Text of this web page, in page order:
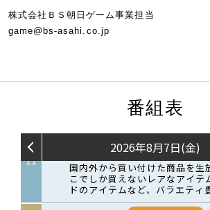
株式会社ＢＳ朝日ゲーム事業担当
game@bs-asahi.co.jp
番組表